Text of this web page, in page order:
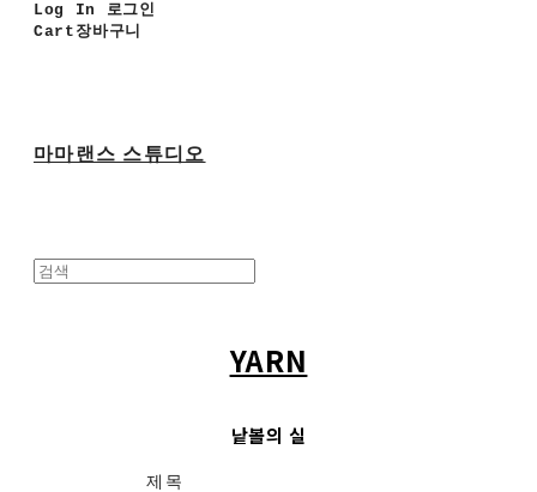
Log In
로그인
Cart 장바구니
마마랜스 스튜디오
YARN
낱볼의 실
제목